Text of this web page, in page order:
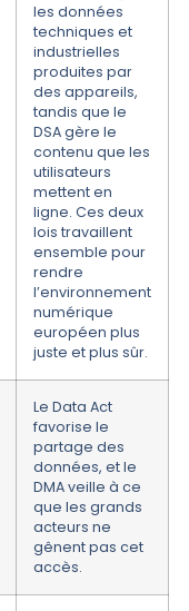
les données
techniques et
industrielles
produites par
des appareils,
tandis que le
DSA gère le
contenu que les
utilisateurs
mettent en
ligne. Ces deux
lois travaillent
ensemble pour
rendre
l’environnement
numérique
européen plus
juste et plus sûr.
Le Data Act
favorise le
partage des
données, et le
DMA veille à ce
que les grands
acteurs ne
gênent pas cet
accès.